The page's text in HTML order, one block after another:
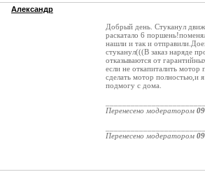
Александр
Добрый день. Стуканул
раскатало 6
нашли и так и
стуканул(((В заказ наряде
отказываются от
если не откапиталить
сделать мотор полностью,и
подмогу с дома.
Перенесено модератором
Перенесено модератором